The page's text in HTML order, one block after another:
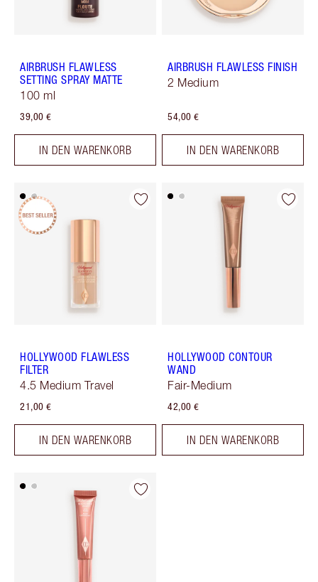
AIRBRUSH FLAWLESS
SETTING SPRAY MATTE
100 ml
39,00 €
IN DEN WARENKORB
AIRBRUSH FLAWLESS FINISH
2 Medium
54,00 €
IN DEN WARENKORB
HOLLYWOOD FLAWLESS
FILTER
4.5 Medium Travel
21,00 €
IN DEN WARENKORB
HOLLYWOOD CONTOUR
WAND
Fair-Medium
42,00 €
IN DEN WARENKORB